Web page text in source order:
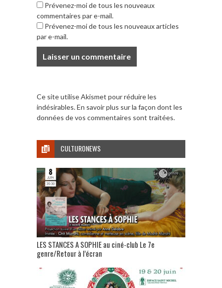
Prévenez-moi de tous les nouveaux
commentaires par e-mail.
Prévenez-moi de tous les nouveaux articles
par e-mail.
Ce site utilise Akismet pour réduire les
indésirables.En savoir plus sur la façon dont les
données de vos commentaires sont traitées.
CULTURONEWS
LES STANCES A SOPHIE au ciné-club Le 7e
genre/Retour à l’écran